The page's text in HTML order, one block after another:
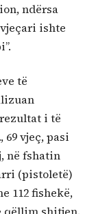
ndërsa
ishte
të
i të
vjeç, pasi
në fshatin
(pistoletë)
112 fishekë,
qëllim shitjen.